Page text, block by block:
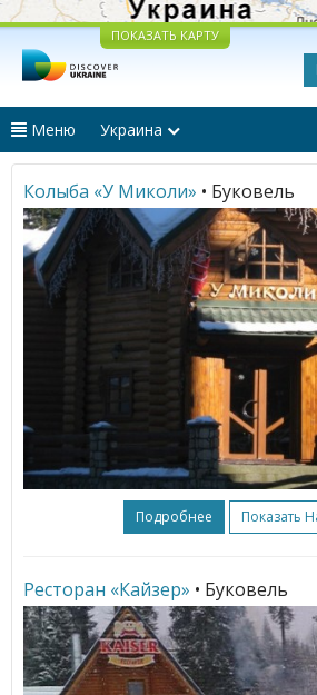
ПОКАЗАТЬ КАРТУ
Меню Украина
Колыба «У Миколи» • Буковель
Подробнее Показать
Ресторан «Кайзер» • Буковель